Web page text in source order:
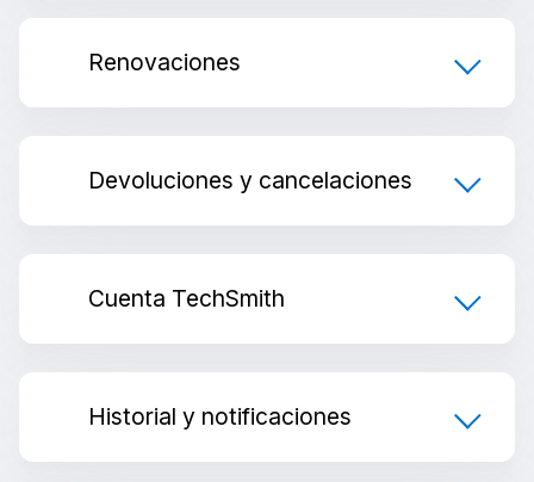
Renovaciones
Devoluciones y cancelaciones
Cuenta TechSmith
Historial y notificaciones